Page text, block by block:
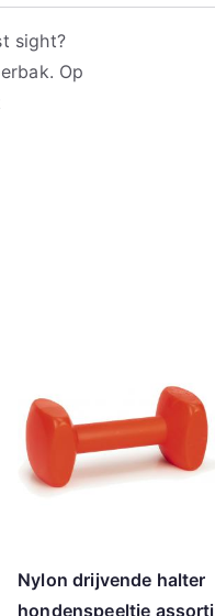
sight?
Op
Nylon drijvende halter
hondenspeeltje assorti